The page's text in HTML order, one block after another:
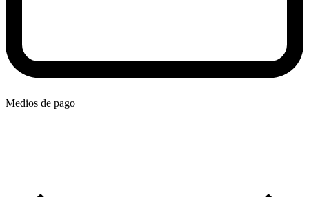
Medios de pago